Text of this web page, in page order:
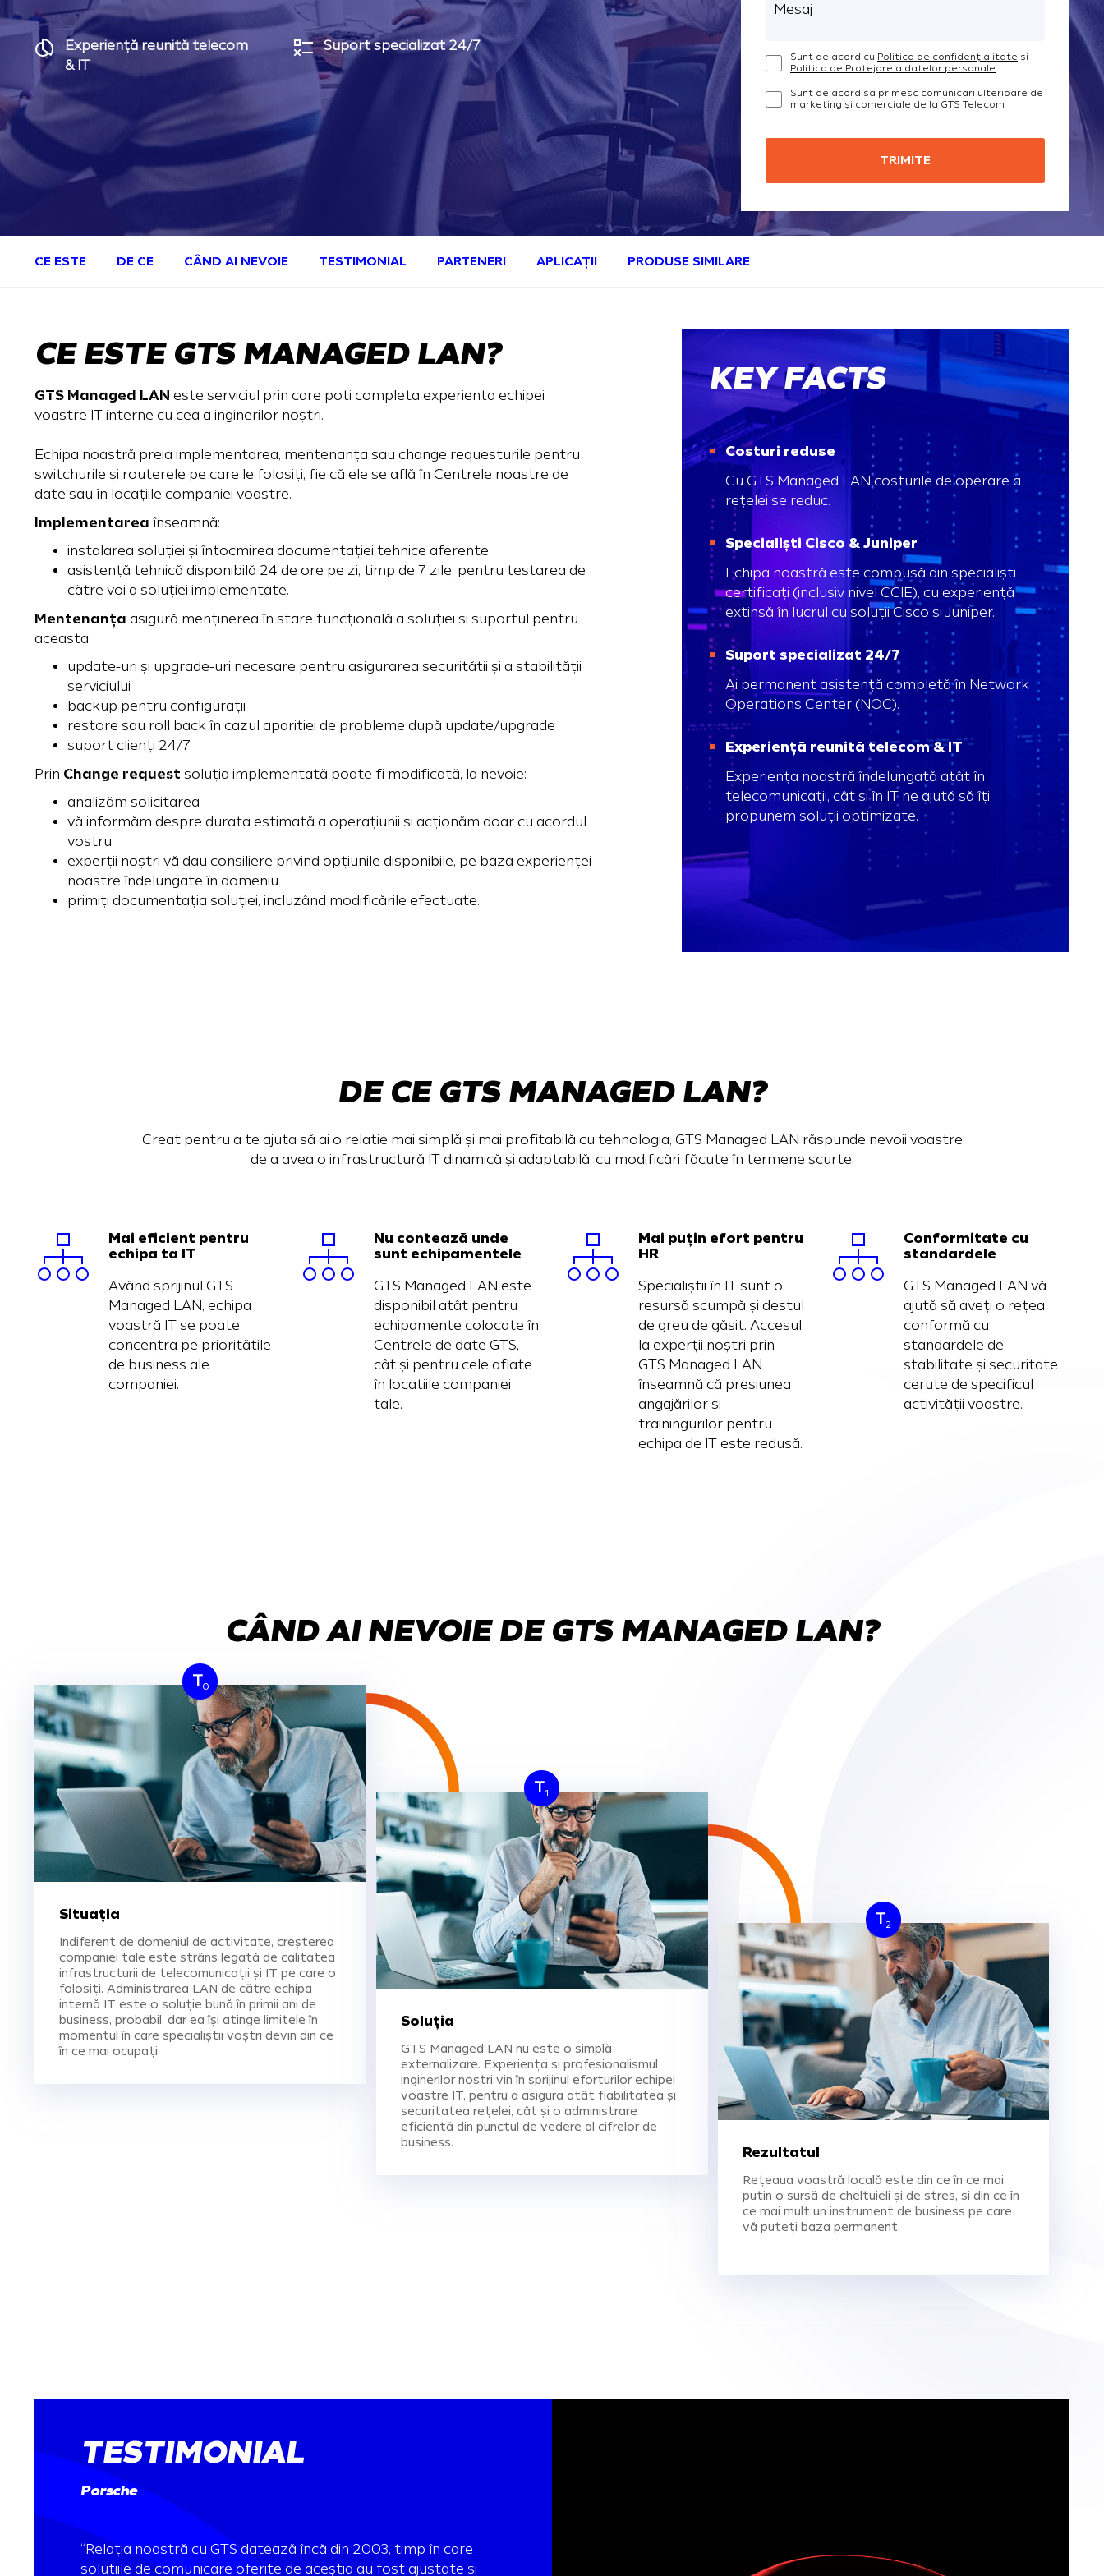
Experiență reunită telecom
& IT
Suport specializat 24/7
Mesaj
Sunt de acord cu Politica de confidențialitate și
Politica de Protejare a datelor personale
Sunt de acord să primesc comunicări ulterioare de
marketing și comerciale de la GTS Telecom
CE ESTE DE CE CÂND AI NEVOIE TESTIMONIAL PARTENERI APLICAȚII PRODUSE SIMILARE
CE ESTE GTS MANAGED LAN?
GTS Managed LAN este serviciul prin care poți completa experiența echipei
voastre IT interne cu cea a inginerilor noștri.
Echipa noastră preia implementarea, mentenanța sau change requesturile pentru
switchurile și routerele pe care le folosiți, fie că ele se află în Centrele noastre de
date sau în locațiile companiei voastre.
Implementarea înseamnă:
instalarea soluției și întocmirea documentației tehnice aferente
asistență tehnică disponibilă 24 de ore pe zi, timp de 7 zile, pentru testarea de
către voi a soluției implementate.
Mentenanța asigură menținerea în stare funcțională a soluției și suportul pentru
aceasta:
update-uri și upgrade-uri necesare pentru asigurarea securității și a stabilității
serviciului
backup pentru configurații
restore sau roll back în cazul apariției de probleme după update/upgrade
suport clienți 24/7
Prin Change request soluția implementată poate fi modificată, la nevoie:
analizăm solicitarea
vă informăm despre durata estimată a operațiunii și acționăm doar cu acordul
vostru
experții noștri vă dau consiliere privind opțiunile disponibile, pe baza experienței
noastre îndelungate în domeniu
primiți documentația soluției, incluzând modificările efectuate.
KEY FACTS
Costuri reduse
Cu GTS Managed LAN costurile de operare a
rețelei se reduc.
Specialiști Cisco & Juniper
Echipa noastră este compusă din specialiști
certificați (inclusiv nivel CCIE), cu experiență
extinsă în lucrul cu soluții Cisco și Juniper.
Suport specializat 24/7
Ai permanent asistență completă în Network
Operations Center (NOC).
Experiență reunită telecom & IT
Experiența noastră îndelungată atât în
telecomunicații, cât și în IT ne ajută să îți
propunem soluții optimizate.
DE CE GTS MANAGED LAN?
Creat pentru a te ajuta să ai o relație mai simplă și mai profitabilă cu tehnologia, GTS Managed LAN răspunde nevoii voastre
de a avea o infrastructură IT dinamică și adaptabilă, cu modificări făcute în termene scurte.
Mai eficient pentru
echipa ta IT
Având sprijinul GTS
Managed LAN, echipa
voastră IT se poate
concentra pe prioritățile
de business ale
companiei.
Nu contează unde
sunt echipamentele
GTS Managed LAN este
disponibil atât pentru
echipamente colocate în
Centrele de date GTS,
cât și pentru cele aflate
în locațiile companiei
tale.
Mai puțin efort pentru
HR
Specialiștii în IT sunt o
resursă scumpă și destul
de greu de găsit. Accesul
la experții noștri prin
GTS Managed LAN
înseamnă că presiunea
angajărilor și
trainingurilor pentru
echipa de IT este redusă.
Conformitate cu
standardele
GTS Managed LAN vă
ajută să aveți o rețea
conformă cu
standardele de
stabilitate și securitate
cerute de specificul
activității voastre.
CÂND AI NEVOIE DE GTS MANAGED LAN?
T0
Situația
Indiferent de domeniul de activitate, creșterea
companiei tale este strâns legată de calitatea
infrastructurii de telecomunicații și IT pe care o
folosiți. Administrarea LAN de către echipa
internă IT este o soluție bună în primii ani de
business, probabil, dar ea își atinge limitele în
momentul în care specialiștii voștri devin din ce
în ce mai ocupați.
T1
Soluția
GTS Managed LAN nu este o simplă
externalizare. Experiența și profesionalismul
inginerilor noștri vin în sprijinul eforturilor echipei
voastre IT, pentru a asigura atât fiabilitatea și
securitatea rețelei, cât și o administrare
eficientă din punctul de vedere al cifrelor de
business.
T2
Rezultatul
Rețeaua voastră locală este din ce în ce mai
puțin o sursă de cheltuieli și de stres, și din ce în
ce mai mult un instrument de business pe care
vă puteți baza permanent.
TESTIMONIAL
Porsche
“Relația noastră cu GTS datează încă din 2003, timp în care
soluțiile de comunicare oferite de aceștia au fost ajustate și